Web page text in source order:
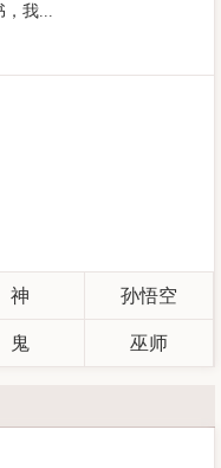
，我...
神 孙悟空
鬼 巫师